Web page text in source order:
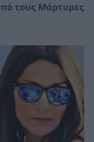
τους Μάρτυρες